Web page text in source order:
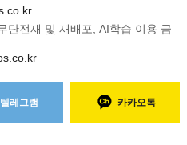
단전재 및 재배포, AI학습 이용 금
텔레그램 카카오톡